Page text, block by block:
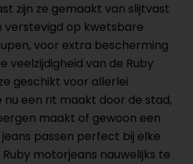
zijn ze gemaakt van slijtvast
verstevigd op kwetsbare
voor extra bescherming
veelzijdigheid van de Ruby
geschikt voor allerlei
nu een rit maakt door de stad,
maakt of gewoon een
passen perfect bij elke
motorjeans nauwelijks te